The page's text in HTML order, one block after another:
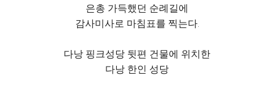
은총 가득했던 순례길에
감사미사로 마침표를 찍는다.
다낭 핑크성당 뒷편 건물에 위치한
다낭 한인 성당